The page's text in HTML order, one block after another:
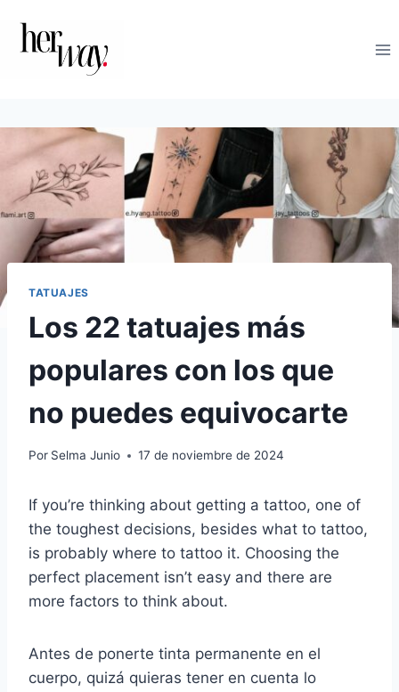
contenido
TATUAJES
Los 22 tatuajes más
populares con los que
no puedes equivocarte
Por Selma Junio 17 de noviembre de 2024
If you’re thinking about getting a tattoo, one of
the toughest decisions, besides what to tattoo,
is probably where to tattoo it. Choosing the
perfect placement isn’t easy and there are
more factors to think about.
Antes de ponerte tinta permanente en el
cuerpo, quizá quieras tener en cuenta lo